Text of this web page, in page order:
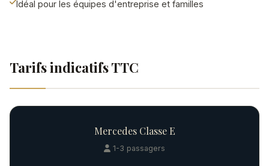
Idéal pour les équipes d'entreprise et familles
Tarifs indicatifs TTC
Mercedes Classe E
1-3 passagers